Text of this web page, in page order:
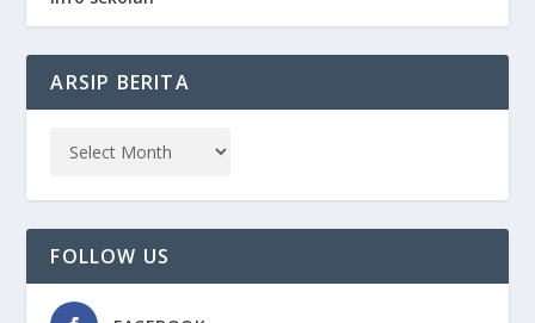
ARSIP BERITA
FOLLOW US